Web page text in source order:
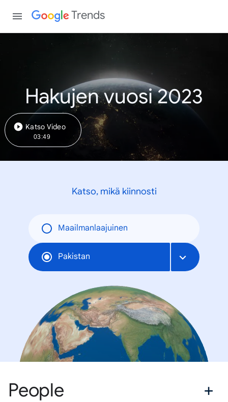
Trends
Hakujen vuosi 2023
Katso Video
03:49
Katso, mikä kiinnosti
Maailmanlaajuinen
Pakistan
People